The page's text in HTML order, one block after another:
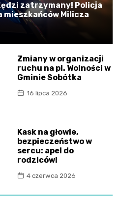
zatrzymany! Policja
Milicza
Zmiany w organizacji
ruchu na pl. Wolności w
Gminie Sobótka
16 lipca 2026
Kask na głowie,
bezpieczeństwo w
sercu: apel do
rodziców!
4 czerwca 2026